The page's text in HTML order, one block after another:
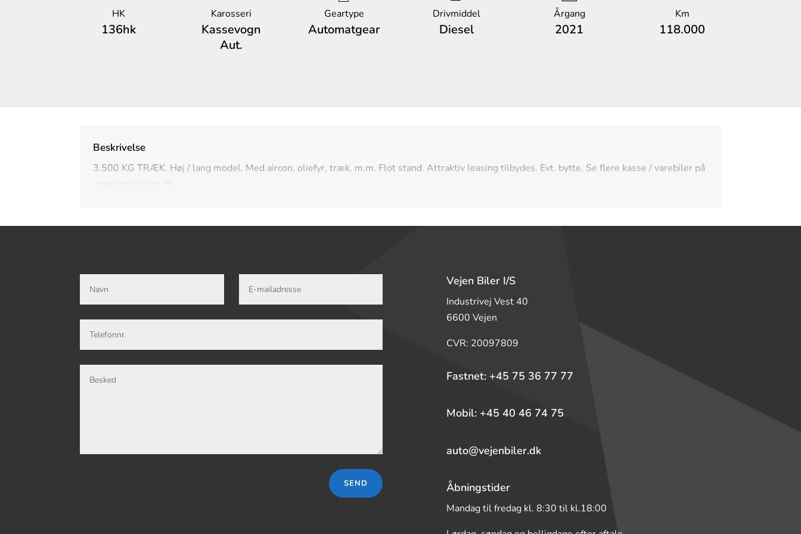
HK
136hk
Karosseri
Kassevogn
Aut.
Geartype
Automatgear
Drivmiddel
Diesel
Årgang
2021
Km
118.000
Beskrivelse
3.500 KG TRÆK. Høj / lang model. Med aircon, oliefyr, træk, m.m. Flot stand. Attraktiv leasing tilbydes. Evt. bytte. Se flere kasse / varebiler på
www.vejenbiler.dk
SEND
Vejen Biler I/S
Industrivej Vest 40
6600 Vejen
CVR: 20097809
Fastnet: +45 75 36 77 77
Mobil: +45 40 46 74 75
auto@vejenbiler.dk
Åbningstider
Mandag til fredag kl. 8:30 til kl.18:00